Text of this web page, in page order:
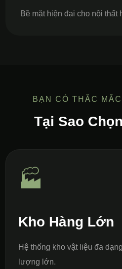
Bề mặt hiện đại cho nội thất
BẠN CÓ THẮC
Tại Sao
🏭
Kho Hàng Lớn
Hệ thống kho vật liệu đa
lượng lớn.